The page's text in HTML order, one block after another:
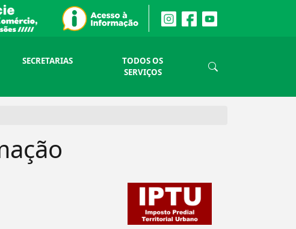
SECRETARIAS
TODOS OS
SERVIÇOS